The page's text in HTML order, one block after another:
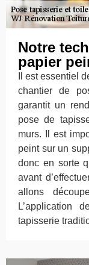
Notre
papier
Il est essentiel
chantier de
garantit un
pose de
murs. Il est
peint sur un
donc en sorte
avant
allons
L’application
tapisserie